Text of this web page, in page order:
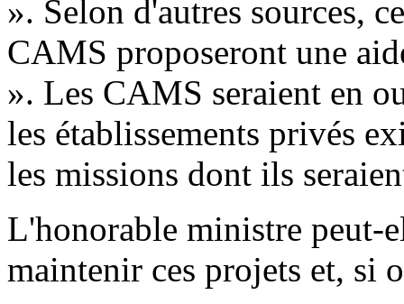
». Selon d'autres sources,
CAMS proposeront une
». Les CAMS seraient en
les établissements privés
les missions dont ils
L'honorable ministre peut-
maintenir ces projets et, si